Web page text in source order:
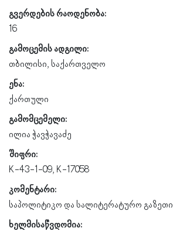
გვერდების რაოდენობა:
16
გამოცემის ადგილი:
თბილისი, საქართველო
ენა:
ქართული
გამომცემელი:
ილია ჭავჭავაძე
შიფრი:
K-43-1-09, K-17058
კომენტარი:
საპოლიტიკო და სალიტერატურო გაზეთი
ხელმისაწვდომია: